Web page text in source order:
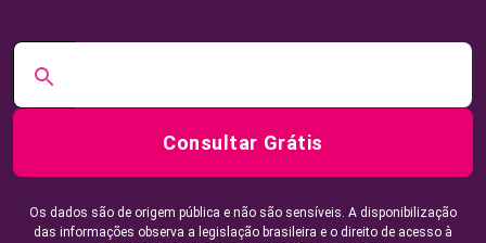
Consultar Grátis
Os dados são de origem pública e não são sensíveis. A disponibilização
das informações observa a legislação brasileira e o direito de acesso à